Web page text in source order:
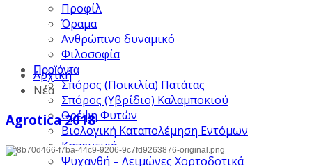
Προφίλ
Όραμα
Ανθρώπινο δυναμικό
Φιλοσοφία
Προϊόντα
Σπόρος (Ποικιλία) Πατάτας
Σπόρος (Υβρίδιο) Καλαμποκιού
Θρέψη Φυτών
Βιολογική Καταπολέμηση Εντόμων
Κηπευτικά
Ψυχανθή – Λειμώνες Χορτοδοτικά
Αρχική
Νέα
Agrotica 2018